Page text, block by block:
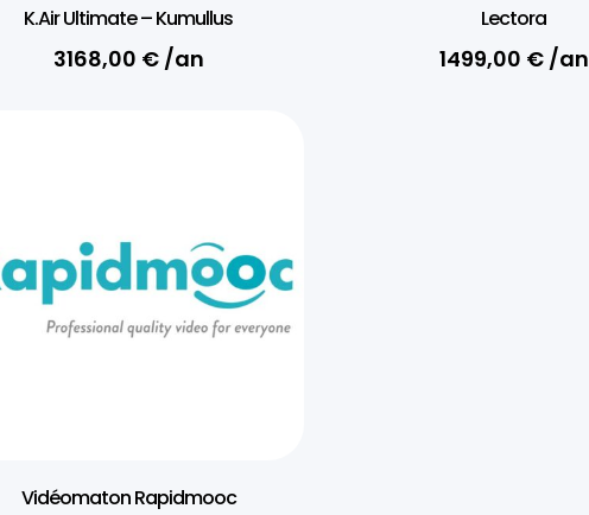
K.Air Ultimate – Kumullus
3168,00 €/an
Lectora
1499,00 €/an
Vidéomaton Rapidmooc